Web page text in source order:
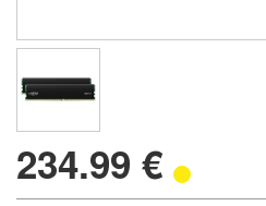
234.99 €